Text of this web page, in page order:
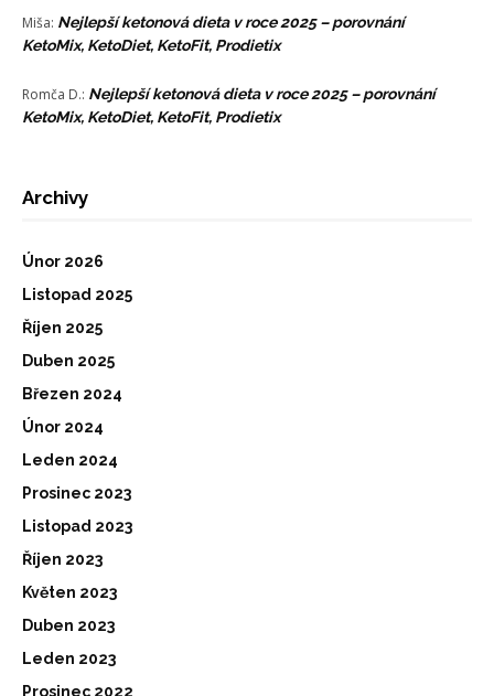
Miša: Nejlepší ketonová dieta v roce 2025 – porovnání
KetoMix, KetoDiet, KetoFit, Prodietix
Romča D.: Nejlepší ketonová dieta v roce 2025 – porovnání
KetoMix, KetoDiet, KetoFit, Prodietix
Archivy
Únor 2026
Listopad 2025
Říjen 2025
Duben 2025
Březen 2024
Únor 2024
Leden 2024
Prosinec 2023
Listopad 2023
Říjen 2023
Květen 2023
Duben 2023
Leden 2023
Prosinec 2022